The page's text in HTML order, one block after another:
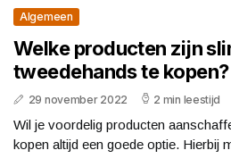
Algemeen
Welke producten zijn
tweedehands te kopen?
29 november 2022 2 min leestijd
Wil je voordelig producten
kopen altijd een goede optie. Hierbij